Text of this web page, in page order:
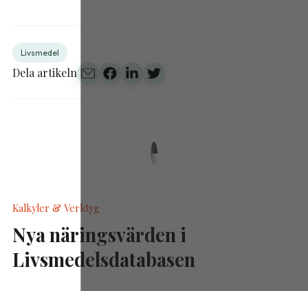
Livsmedel
Dela artikeln
Kalkyler & Verktyg
Nya näringsvärden i
Livsmedelsdatabasen